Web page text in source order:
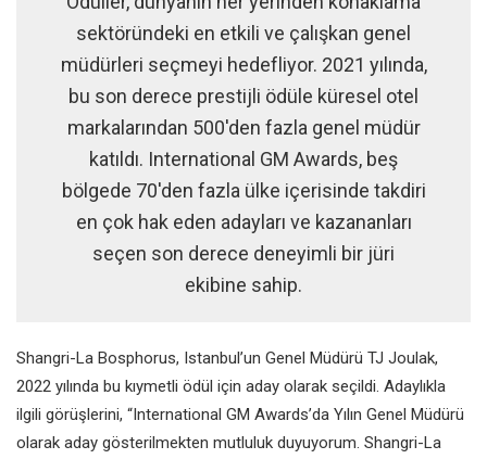
sektöründeki en etkili ve çalışkan genel
müdürleri seçmeyi hedefliyor. 2021 yılında,
bu son derece prestijli ödüle küresel otel
markalarından 500'den fazla genel müdür
katıldı. International GM Awards, beş
bölgede 70'den fazla ülke içerisinde takdiri
en çok hak eden adayları ve kazananları
seçen son derece deneyimli bir jüri
ekibine sahip.
Shangri-La Bosphorus, Istanbul’un Genel Müdürü TJ Joulak,
2022 yılında bu kıymetli ödül için aday olarak seçildi. Adaylıkla
ilgili görüşlerini, “International GM Awards’da Yılın Genel Müdürü
olarak aday gösterilmekten mutluluk duyuyorum. Shangri-La